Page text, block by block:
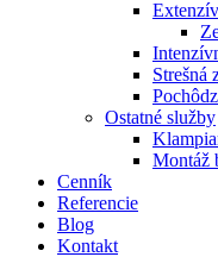
Strešná
Ostatné služby
Montáž
Cenník
Referencie
Blog
Kontakt